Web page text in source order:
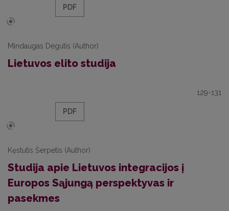
PDF
Mindaugas Degutis (Author)
Lietuvos elito studija
129-131
PDF
Kęstutis Šerpetis (Author)
Studija apie Lietuvos integracijos į
Europos Sąjungą perspektyvas ir
pasekmes